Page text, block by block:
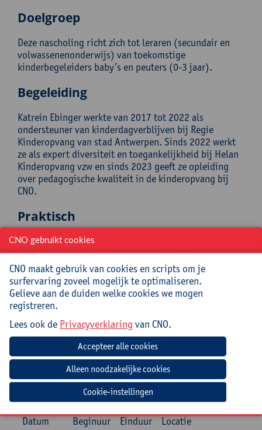
Doelgroep
Deze nascholing richt zich tot leraren (secundair en
volwassenenonderwijs) van toekomstige
kinderbegeleiders baby’s en peuters (0-3 jaar).
Begeleiding
Katrein Ebinger werkte van 2017 tot 2022 als
ondersteuner van kinderdagverblijven bij Regie
Kinderopvang van stad Antwerpen. Sinds 2022 werkt
ze als expert diversiteit en toegankelijkheid bij Helan
Kinderopvang vzw en sinds 2023 geeft ze opleiding
over pedagogische kwaliteit in de kinderopvang bij
CNO.
Praktisch
Cursuscode:25/GZW/007A
Syllabus inbegrepen
Jouw bijdrage: 66 EUR.
Inlichtingen bij: Miet Oost, 03 265 29 79,
miet.oost@uantwerpen.be
Mee te brengen door cursist
Laptop + leerplan beschikbaar hebben (digitaal of op
Datum
Beginuur Einduur
Locatie
CNO gebruikt cookies
CNO maakt gebruik van cookies en scripts om je
surfervaring zoveel mogelijk te optimaliseren.
Gelieve aan de duiden welke cookies we mogen
registreren.
Lees ook de Privacyverklaring van CNO.
Cookie-instellingen